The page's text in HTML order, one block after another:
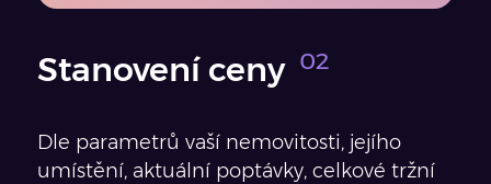
Stanovení ceny
Dle parametrů vaší nemovitosti, jejího
umístění, aktuální poptávky, celkové tržní